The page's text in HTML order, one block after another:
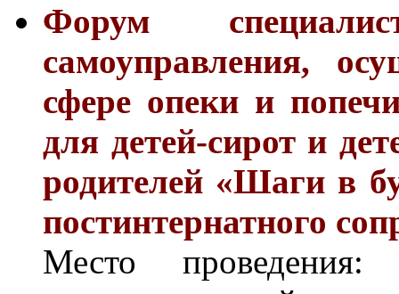
Форум
самоуправления,
сфере опеки и
для детей-сирот и
родителей «Шаги в
постинтернатного
Место